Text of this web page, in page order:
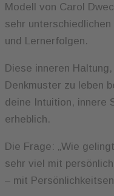
Modell von Carol
sehr
und Lernerfolgen.
Diese inneren
Denkmuster zu leben
deine Intuition, innere
erheblich.
Die Frage: „Wie
sehr viel mit
– mit